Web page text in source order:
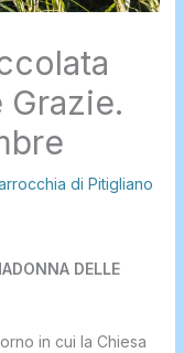
Grazie.
di Pitigliano
DELLE
in cui la Chiesa